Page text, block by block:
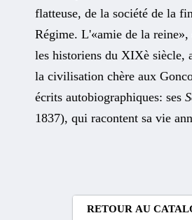
flatteuse, de la société de la
Régime. L'«amie de la
les historiens du XIXè siècle,
la civilisation chère aux
écrits autobiographiques: ses
1837), qui racontent sa vie
RETOUR AU